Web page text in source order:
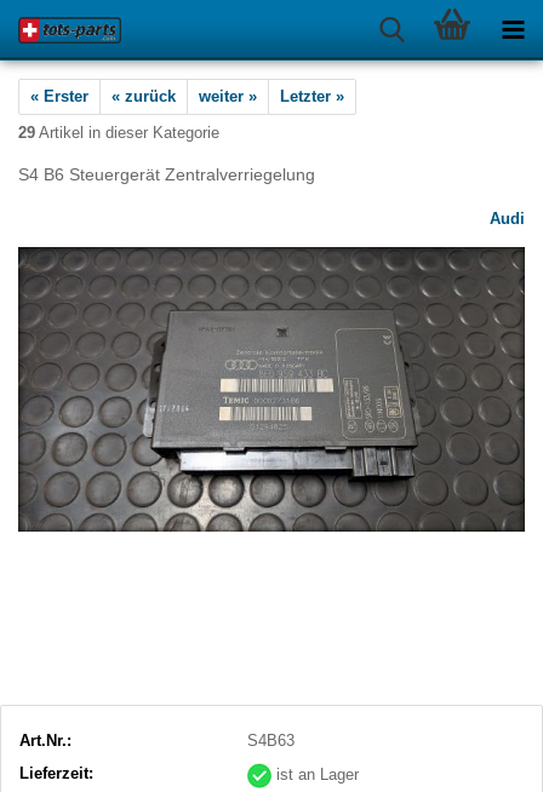
« Erster « zurück weiter »
Letzter »
29 Artikel in dieser Kategorie
S4 B6 Steuergerät Zentralverriegelung
Audi
Art.Nr.:
S4B63
Lieferzeit:
ist an Lager